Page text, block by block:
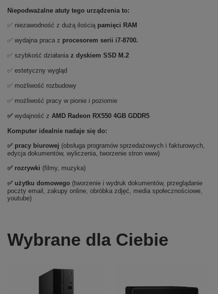
Niepodważalne atuty tego urządzenia to:
✅ niezawodność z dużą ilością pamięci RAM
✅ wydajna praca z procesorem serii i7-8700.
✅ szybkość działania z dyskiem SSD M.2
✅ estetyczny wygląd
✅ możliwość rozbudowy
✅ możliwość pracy w pionie i poziomie
✅ wydajność z AMD Radeon RX550 4GB GDDR5
Komputer idealnie nadaje się do:
✅ pracy biurowej (obsługa programów sprzedażowych i fakturowych,
edycja dokumentów, wyliczenia, tworzenie stron www)
✅ rozrywki (filmy, muzyka)
✅ użytku domowego (tworzenie i wydruk dokumentów, przeglądanie
poczty email, zakupy online, obróbka zdjęć, media społecznościowe,
youtube)
Wybrane dla Ciebie